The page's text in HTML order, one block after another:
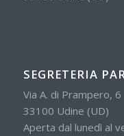
SEGRETERIA
Via A. di Prampero, 6
33100 Udine (UD)
Aperta dal lunedì al